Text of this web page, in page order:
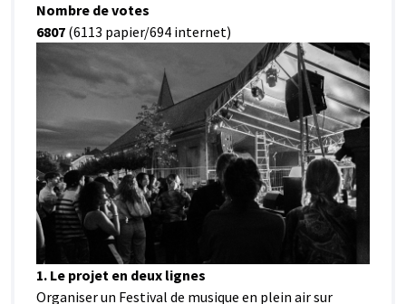
Nombre de votes
6807 (6113 papier/694 internet)
1. Le projet en deux lignes
Organiser un Festival de musique en plein air sur